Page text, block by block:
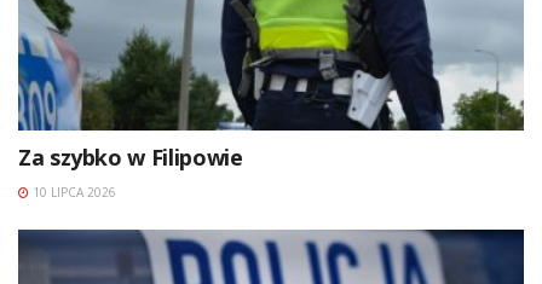
Za szybko w Filipowie
10 LIPCA 2026